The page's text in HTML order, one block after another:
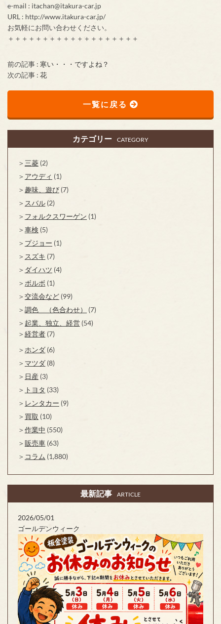
e-mail : itachan@itakura-car.jp
URL : http://www.itakura-car.jp/
お気軽にお問い合わせください。
＋＋＋＋＋＋＋＋＋＋＋＋＋＋＋＋＋＋＋
前の記事 : 寒い・・・ですよね？
次の記事 : 花
一覧に戻る
カテゴリー CATEGORY
三菱 (2)
アウディ (1)
趣味、遊び (7)
スバル (2)
フォルクスワーゲン (1)
車検 (5)
プジョー (1)
スズキ (7)
ダイハツ (4)
ボルボ (1)
交流会など (99)
調色 （色合わせ）
(7)
起業、独立、経営 (54)
経営者 (7)
ホンダ (6)
マツダ (8)
日産 (3)
トヨタ (33)
レンタカー (9)
買取 (10)
作業中 (550)
販売車 (63)
コラム (1,880)
最新記事 ARTICLE
2026/05/01
ゴールデンウィーク